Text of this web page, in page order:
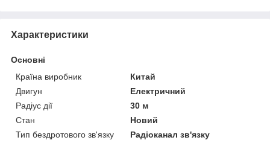
Характеристики
Основні
Країна виробник
Китай
Двигун
Електричний
Радіус дії
30 м
Стан
Новий
Тип бездротового зв'язку
Радіоканал зв'язку